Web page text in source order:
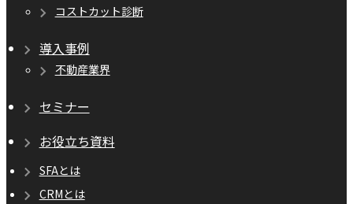
コストカット診断
導入事例
不動産業界
セミナー
お役立ち資料
SFAとは
CRMとは